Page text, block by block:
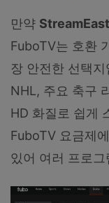
만약
FuboTV는 호환
장 안전한 선택
NHL, 주요 축구
HD 화질로 쉽게
FuboTV 요금제
있어 여러 프로